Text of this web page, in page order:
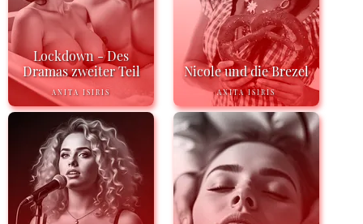
Lockdown - Des
Dramas zweiter Teil
ANITA ISIRIS
Nicole und die Brezel
ANITA ISIRIS